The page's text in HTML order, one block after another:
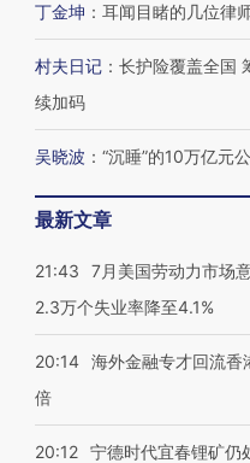
丁金坤 ： 耳闻目睹的几位律
村夫日记 ： 长护险覆盖全国
续加码
吴晓波 ： “沉睡”的10万亿元
最新文章
21:43
7月美国劳动力市场
2.3万个失业率降至4.1%
20:14 海外金融专才回流香
倍
20:12 宁德时代宜春锂矿仍